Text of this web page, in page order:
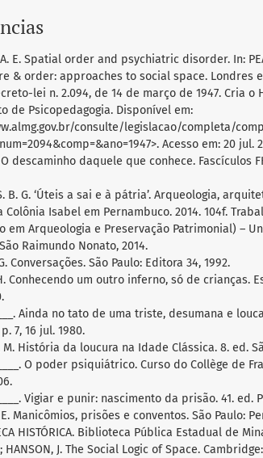
A. E. Spatial order and psychiatric disorder. In:
& order: approaches to social space. Londres e
lei n. 2.094, de 14 de março de 1947.
de Psicopedagogia. Disponível em:
consulte/legislacao/completa/
Acesso em: 20 jul.
O descaminho daquele que conhece. Fascículos
S. B. G. ‘Úteis a sai e à pátria’. Arqueologia,
Colônia Isabel em Pernambuco. 2014. 104f.
em Arqueologia e Preservação Patrimonial) –
Raimundo Nonato, 2014.
Conversações. São Paulo: Editora 34, 1992.
Conhecendo um outro inferno, só de crianças.
Ainda no tato de uma triste, desumana e
7, 16 jul. 1980.
M. História da loucura na Idade Clássica. 8. ed.
O poder psiquiátrico. Curso do Collège de
Vigiar e punir: nascimento da prisão. 41. ed.
E. Manicômios, prisões e conventos. São Paulo:
HISTÓRICA. Biblioteca Pública Estadual de
HANSON, J. The Social Logic of Space.